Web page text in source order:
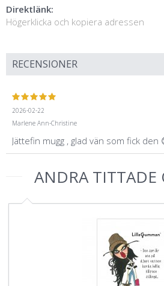
Direktlänk:
Högerklicka och kopiera adressen
RECENSIONER
2026-02-22
Marlene Ann-Christine
Jättefin mugg , glad vän som fick den
ANDRA TITTADE